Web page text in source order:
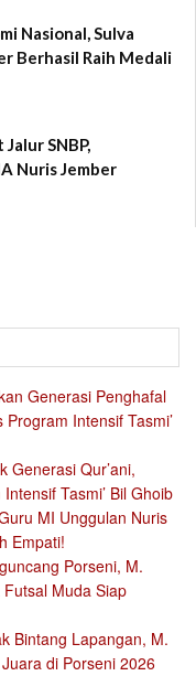
Nasional, Sulva
Berhasil Raih Medali
SNBP,
Nuris Jember
Generasi Penghafal
Intensif Tasmi’
Generasi Qur’ani,
Tasmi’ Bil Ghoib
MI Unggulan Nuris
Empati!
Porseni, M.
Muda Siap
Bintang Lapangan, M.
di Porseni 2026